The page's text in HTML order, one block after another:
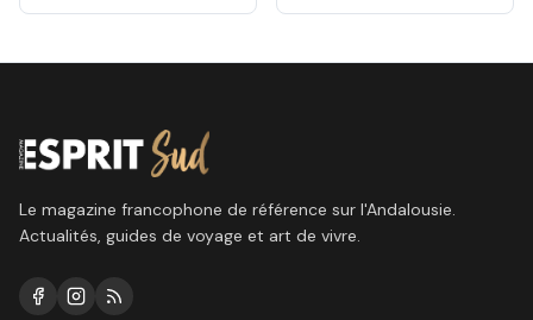
Le magazine francophone de référence sur l'Andalousie.
Actualités, guides de voyage et art de vivre.